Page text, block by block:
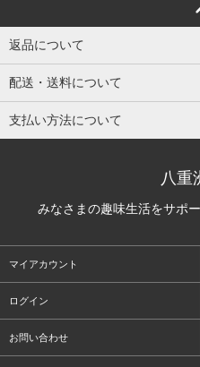
返品について
配送・送料について
支払い方法について
八重
みなさまの趣味生活をサポ
マイアカウント
ログイン
お問い合わせ